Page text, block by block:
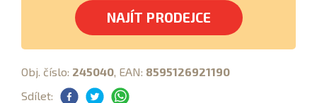
NAJÍT PRODEJCE
Obj. číslo: 245040, EAN: 8595126921190
Sdílet: